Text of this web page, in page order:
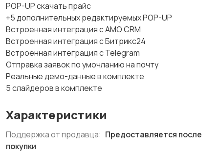
POP-UP скачать прайс
+5 дополнительных редактируемых POP-UP
Встроенная интеграция с AMO CRM
Встроенная интеграция с Битрикс24
Встроенная интеграция с Telegram
Отправка заявок по умочланию на почту
Реальные демо-данные в комплекте
5 слайдеров в комплекте
Характеристики
Поддержка от продавца: Предоставляется после
покупки